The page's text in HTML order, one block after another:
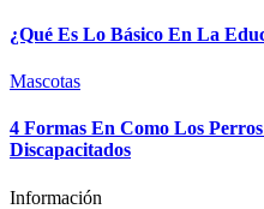
¿Qué Es Lo Básico En La
Mascotas
4 Formas En Como Los
Discapacitados
Información